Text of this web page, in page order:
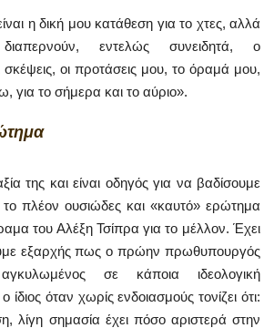
η δική μου κατάθεση για το χτες, αλλά
εντελώς συνειδητά, ο
οι προτάσεις μου, το όραμά μου,
για το σήμερα και το αύριο».
της και είναι οδηγός για να βαδίσουμε
πλέον ουσιώδες και «καυτό» ερώτημα
του Αλέξη Τσίπρα για το μέλλον. Έχει
εξαρχής πως ο πρώην πρωθυπουργός
σε κάποια ιδεολογική
όταν χωρίς ενδοιασμούς τονίζει ότι:
λίγη σημασία έχει πόσο αριστερά στην